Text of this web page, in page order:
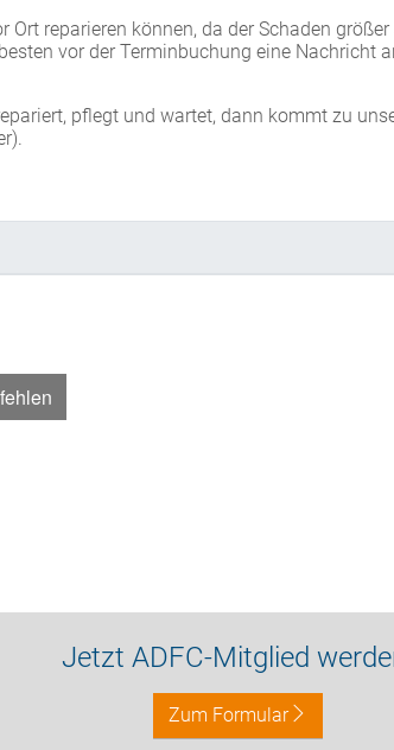
reparieren können, da der Schaden
vor der Terminbuchung eine Nachricht
pflegt und wartet, dann kommt zu
Jetzt ADFC-Mitglied
Zum Formular